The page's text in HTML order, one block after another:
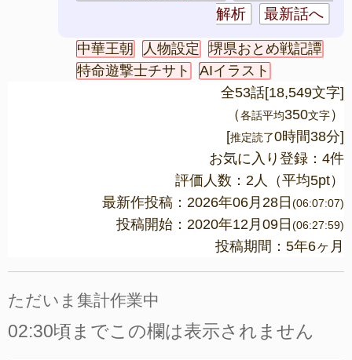
解析
最新話へ
中華王朝 人物設定
堺県おとめ戦記譚
特命遊撃士チサト
AIイラスト
全53話[18,549文字]
（各話平均350文字）
[推定読了0時間38分]
お気に入り登録：4件
評価人数： 2 人（平均5pt）
最新作投稿：2026年06月28日(06:07:07)
投稿開始：2020年12月09日(06:27:59)
投稿期間：5年6ヶ月
ただいま集計作業中
02:30頃までこの欄は表示されません